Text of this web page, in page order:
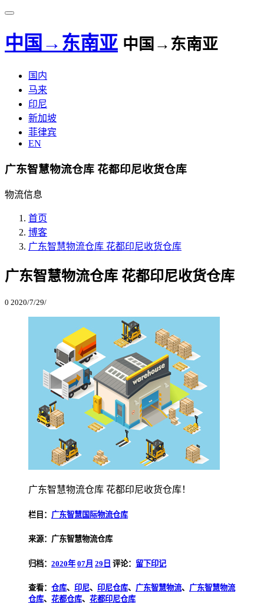
中国→东南亚 中国→东南亚
国内
马来
印尼
新加坡
菲律宾
EN
广东智慧物流仓库 花都印尼收货仓库
物流信息
首页
博客
广东智慧物流仓库 花都印尼收货仓库
广东智慧物流仓库 花都印尼收货仓库
0 2020/7/29/
广东智慧物流仓库 花都印尼收货仓库！
栏目： 广东智慧国际物流仓库
来源：广东智慧物流仓库
归档： 2020年 07月 29日 评论： 留下印记
查看： 仓库、 印尼、 印尼仓库、 广东智慧物流、 广东智慧物流
仓库、 花都仓库、 花都印尼仓库